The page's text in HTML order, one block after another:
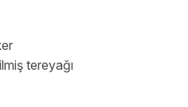
tereyağı